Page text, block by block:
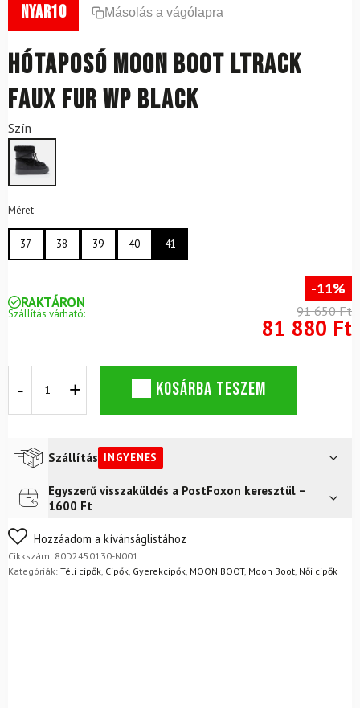
nyar10 Másolás a vágólapra
Hótaposó MOON BOOT Ltrack
Faux Fur WP Black
Szín
Méret
37 38 39 40 41
RAKTÁRON
Szállítás várható:
-11%
91 650 Ft
81 880 Ft
MOON
Fur
Black
mennyiség
KOSÁRBA TESZEM
Szállítás INGYENES
Futár a címreIngyenes
FoxPost
Egyszerű visszaküldés a PostFoxon keresztül –
1600 Ft
Nem biztos a választásában? Semmi gond – a terméket
egyszerűen visszaküldheti 14 napon belül, indoklás nélkül.
Mik a visszaküldés feltételei?
Hozzáadom a kívánságlistához
Cikkszám: 80D2450130-N001
Kategóriák: Téli cipők Cipők Gyerekcipők MOON BOOT, Moon Boot Női cipők